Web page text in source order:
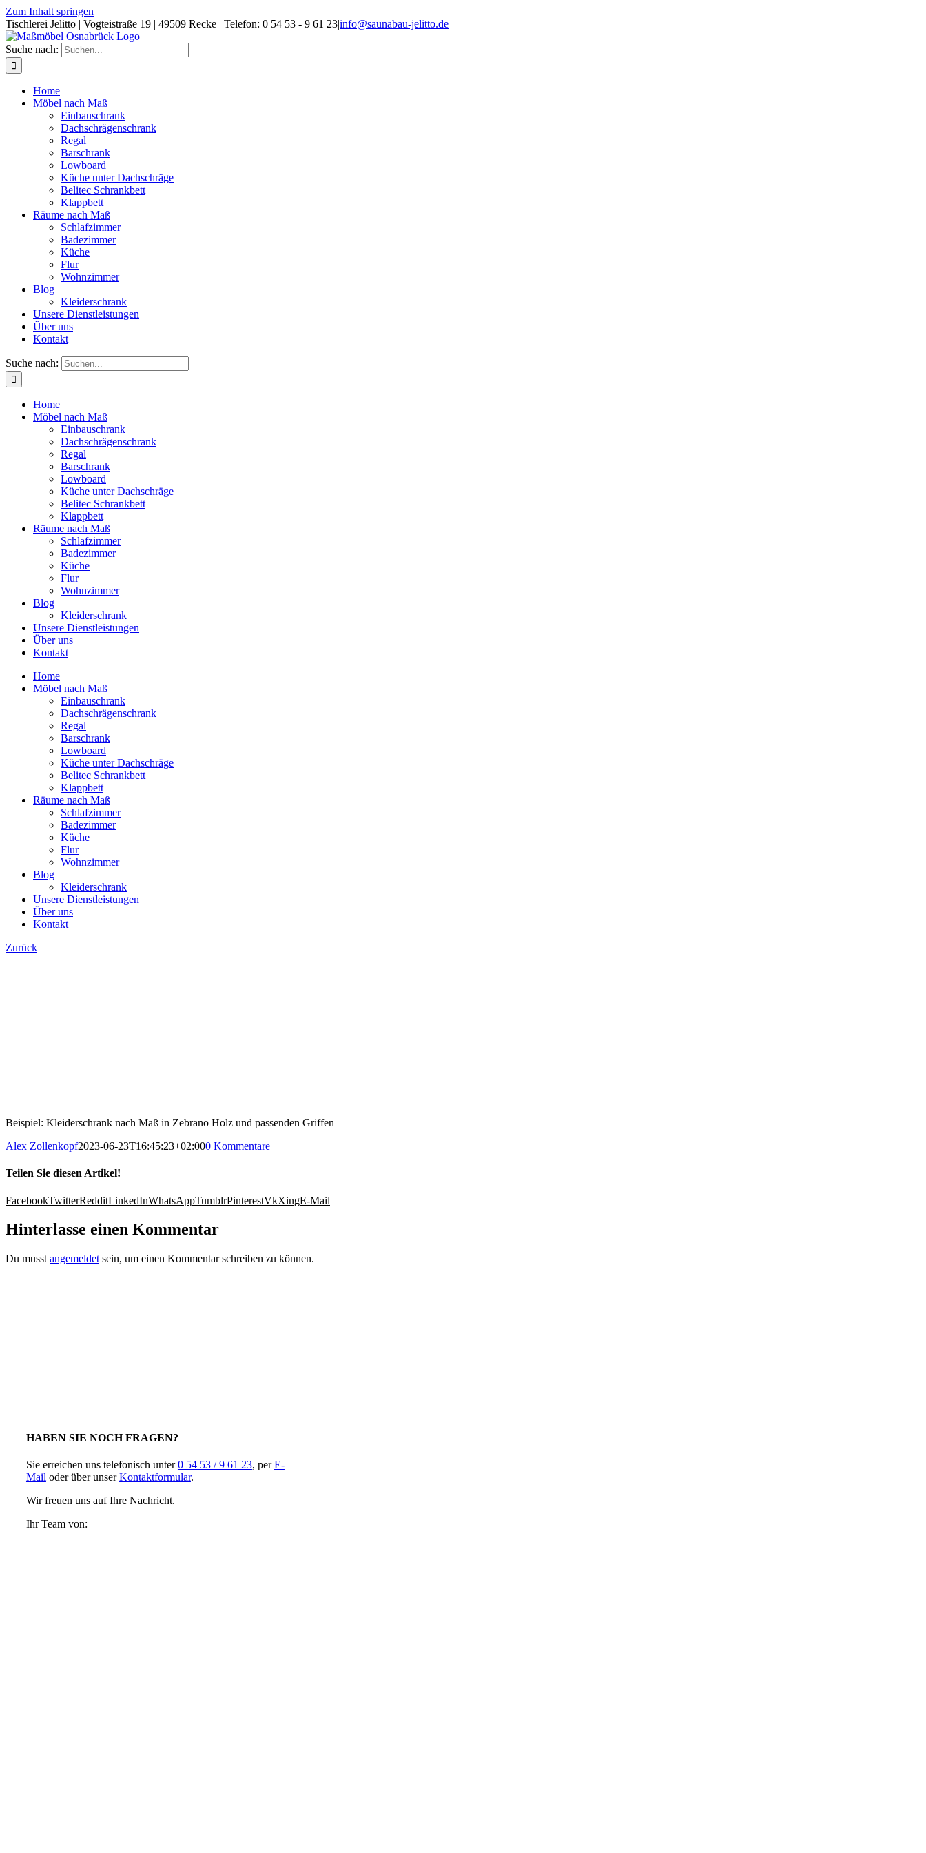
Zum Inhalt springen
Tischlerei Jelitto | Vogteistraße 19 | 49509 Recke | Telefon: 0 54 53 - 9 61 23|info@saunabau-jelitto.de
Suche nach:
Home
Möbel nach Maß
Einbauschrank
Dachschrägenschrank
Regal
Barschrank
Lowboard
Küche unter Dachschräge
Belitec Schrankbett
Klappbett
Räume nach Maß
Schlafzimmer
Badezimmer
Küche
Flur
Wohnzimmer
Blog
Kleiderschrank
Unsere Dienstleistungen
Über uns
Kontakt
Suche nach:
Home
Möbel nach Maß
Einbauschrank
Dachschrägenschrank
Regal
Barschrank
Lowboard
Küche unter Dachschräge
Belitec Schrankbett
Klappbett
Räume nach Maß
Schlafzimmer
Badezimmer
Küche
Flur
Wohnzimmer
Blog
Kleiderschrank
Unsere Dienstleistungen
Über uns
Kontakt
Home
Möbel nach Maß
Einbauschrank
Dachschrägenschrank
Regal
Barschrank
Lowboard
Küche unter Dachschräge
Belitec Schrankbett
Klappbett
Räume nach Maß
Schlafzimmer
Badezimmer
Küche
Flur
Wohnzimmer
Blog
Kleiderschrank
Unsere Dienstleistungen
Über uns
Kontakt
Zurück
Beispiel: Kleiderschrank nach Maß in Zebrano Holz und passenden Griffen
Alex Zollenkopf2023-06-23T16:45:23+02:000 Kommentare
Teilen Sie diesen Artikel!
FacebookTwitterRedditLinkedInWhatsAppTumblrPinterestVkXingE-Mail
Hinterlasse einen Kommentar
Du musst angemeldet sein, um einen Kommentar schreiben zu können.
HABEN SIE NOCH FRAGEN?
Sie erreichen uns telefonisch unter0 54 53 / 9 61 23, perE-
Mail oder über unserKontaktformular.
Wir freuen uns auf Ihre Nachricht.
Ihr Team von: